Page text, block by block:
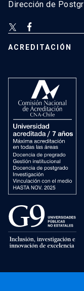
Dirección de
ACREDITACIÓN